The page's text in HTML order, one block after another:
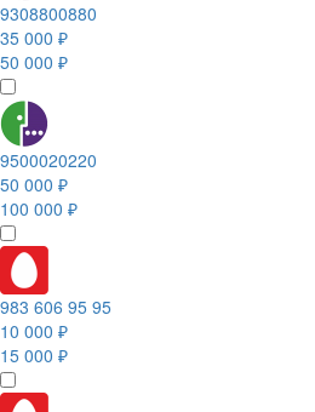
9308800880
35 000 ₽
50 000 ₽
9500020220
50 000 ₽
100 000 ₽
983 606 95 95
10 000 ₽
15 000 ₽